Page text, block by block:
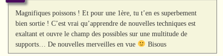
Magnifiques poissons ! Et pour une 1ère, tu t’en es superbement
bien sortie ! C’est vrai qu’apprendre de nouvelles techniques est
exaltant et ouvre le champ des possibles sur une multitude de
supports… De nouvelles merveilles en vue
Bisous